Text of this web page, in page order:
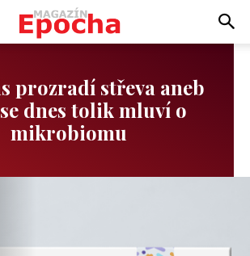
prozradí střeva aneb
dnes tolik mluví o
mikrobiomu